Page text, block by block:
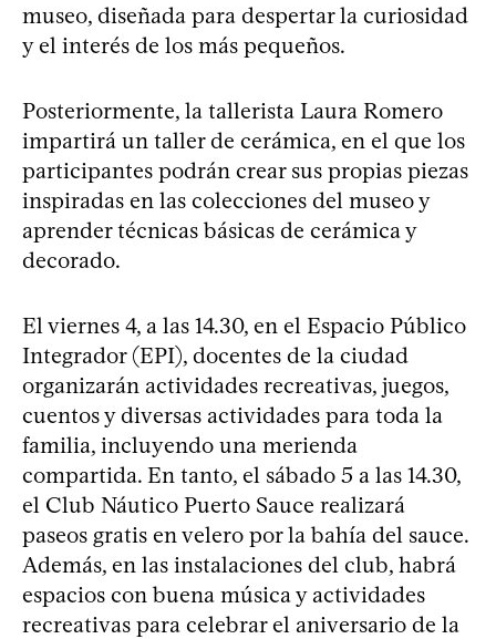
museo, diseñada para despertar la curiosidad
y el interés de los más pequeños.
Posteriormente, la tallerista Laura Romero
impartirá un taller de cerámica, en el que los
participantes podrán crear sus propias piezas
inspiradas en las colecciones del museo y
aprender técnicas básicas de cerámica y
decorado.
El viernes 4, a las 14.30, en el Espacio Público
Integrador (EPI), docentes de la ciudad
organizarán actividades recreativas, juegos,
cuentos y diversas actividades para toda la
familia, incluyendo una merienda
compartida. En tanto, el sábado 5 a las 14.30,
el Club Náutico Puerto Sauce realizará
paseos gratis en velero por la bahía del sauce.
Además, en las instalaciones del club, habrá
espacios con buena música y actividades
recreativas para celebrar el aniversario de la